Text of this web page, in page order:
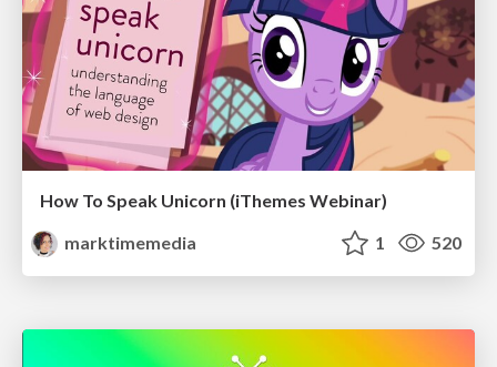
How To Speak Unicorn (iThemes Webinar)
marktimemedia
1 520